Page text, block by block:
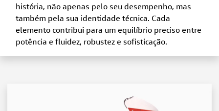
história, não apenas pelo seu desempenho, mas
também pela sua identidade técnica. Cada
elemento contribui para um equilíbrio preciso entre
potência e fluidez, robustez e sofisticação.